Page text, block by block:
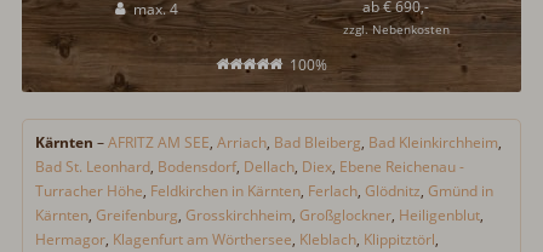
max. 4
100%
ab € 690,-
zzgl. Nebenkosten
Kärnten –AFRITZ AM SEE, Arriach, Bad Bleiberg, Bad Kleinkirchheim,
Bad St. Leonhard, Bodensdorf, Dellach, Diex, Ebene Reichenau -
Turracher Höhe, Feldkirchen in Kärnten, Ferlach, Glödnitz, Gmünd in
Kärnten, Greifenburg, Grosskirchheim, Großglockner, Heiligenblut,
Hermagor, Klagenfurt am Wörthersee, Kleblach, Klippitztörl,